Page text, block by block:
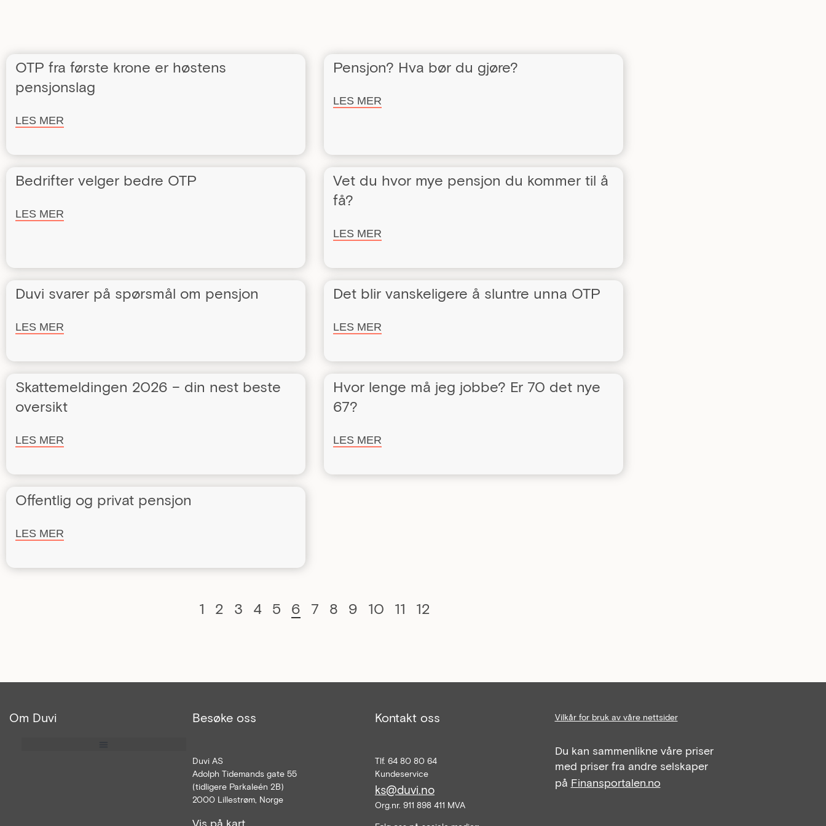
OTP fra første krone er høstens
pensjonslag
LES MER
Pensjon? Hva bør du gjøre?
LES MER
Bedrifter velger bedre OTP
LES MER
Vet du hvor mye pensjon du kommer til å
få?
LES MER
Duvi svarer på spørsmål om pensjon
LES MER
Det blir vanskeligere å sluntre unna OTP
LES MER
Skattemeldingen 2026 – din nest beste
oversikt
LES MER
Hvor lenge må jeg jobbe? Er 70 det nye
67?
LES MER
Offentlig og privat pensjon
LES MER
1 2 3 4 5 6 7 8 9 10 11 12
Om Duvi Besøke oss
Duvi AS
Adolph Tidemands gate 55
(tidligere Parkaleén 2B)
2000 Lillestrøm, Norge
Vis på kart
Kontakt oss
Tlf. 64 80 80 64
Kundeservice
ks@duvi.no
Org.nr. 911 898 411 MVA
Vilkår for bruk av våre nettsider
Du kan sammenlikne våre priser
med priser fra andre selskaper
på Finansportalen.no